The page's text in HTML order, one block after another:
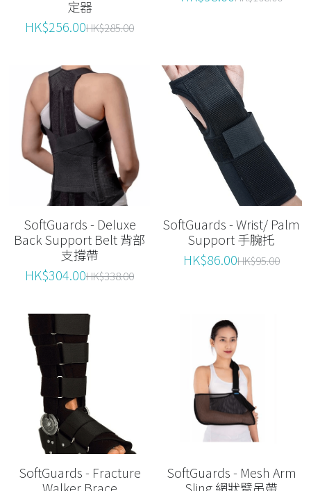
定器
HK$256.00HK$285.00
SoftGuards - Deluxe
Back Support Belt 背部
支撐帶
HK$304.00HK$338.00
SoftGuards - Wrist/ Palm
Support 手腕托
HK$86.00HK$95.00
SoftGuards - Fracture
Walker Brace
SoftGuards - Mesh Arm
Sling 網狀臂吊帶